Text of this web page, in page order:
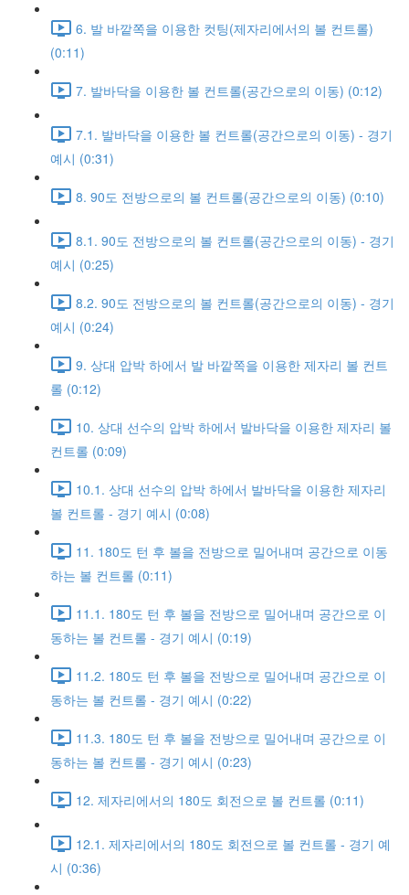
6. 발 바깥쪽을 이용한 컷팅(제자리에서의 볼 컨트롤)
(0:11)
7. 발바닥을 이용한 볼 컨트롤(공간으로의 이동) (0:12)
7.1. 발바닥을 이용한 볼 컨트롤(공간으로의 이동) - 경기
예시 (0:31)
8. 90도 전방으로의 볼 컨트롤(공간으로의 이동) (0:10)
8.1. 90도 전방으로의 볼 컨트롤(공간으로의 이동) - 경기
예시 (0:25)
8.2. 90도 전방으로의 볼 컨트롤(공간으로의 이동) - 경기
예시 (0:24)
9. 상대 압박 하에서 발 바깥쪽을 이용한 제자리 볼 컨트
롤 (0:12)
10. 상대 선수의 압박 하에서 발바닥을 이용한 제자리 볼
컨트롤 (0:09)
10.1. 상대 선수의 압박 하에서 발바닥을 이용한 제자리
볼 컨트롤 - 경기 예시 (0:08)
11. 180도 턴 후 볼을 전방으로 밀어내며 공간으로 이동
하는 볼 컨트롤 (0:11)
11.1. 180도 턴 후 볼을 전방으로 밀어내며 공간으로 이
동하는 볼 컨트롤 - 경기 예시 (0:19)
11.2. 180도 턴 후 볼을 전방으로 밀어내며 공간으로 이
동하는 볼 컨트롤 - 경기 예시 (0:22)
11.3. 180도 턴 후 볼을 전방으로 밀어내며 공간으로 이
동하는 볼 컨트롤 - 경기 예시 (0:23)
12. 제자리에서의 180도 회전으로 볼 컨트롤 (0:11)
12.1. 제자리에서의 180도 회전으로 볼 컨트롤 - 경기 예
시 (0:36)